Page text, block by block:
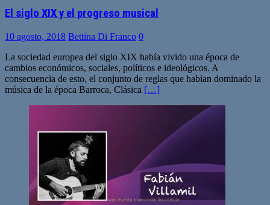
El siglo XIX y el progreso musical
10 agosto, 2018 Bettina Di Franco 0
La sociedad europea del siglo XIX había vivido una época de
cambios económicos, sociales, políticos e ideológicos. A
consecuencia de esto, el conjunto de reglas que habían dominado la
música de la época Barroca, Clásica […]